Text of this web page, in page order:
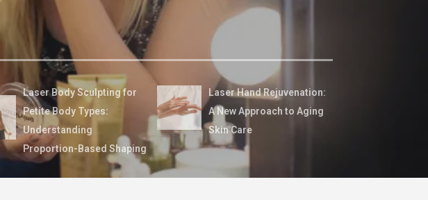
Laser Body Sculpting for
Petite Body Types:
Understanding
Proportion-Based Shaping
Laser Hand Rejuvenation:
A New Approach to Aging
Skin Care